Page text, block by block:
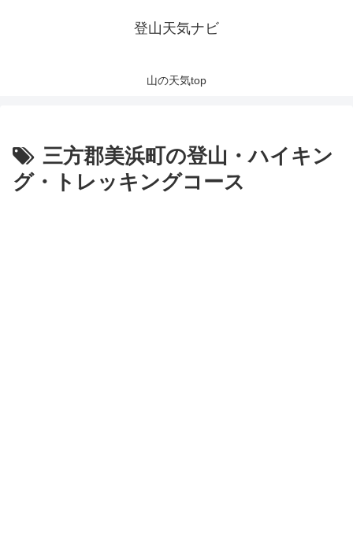
登山天気ナビ
山の天気top
三方郡美浜町の登山・ハイキン
グ・トレッキングコース